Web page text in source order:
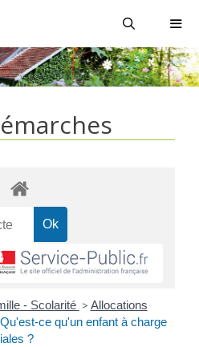
- Scolarité > Allocations
Qu'est-ce qu'un enfant à charge
?